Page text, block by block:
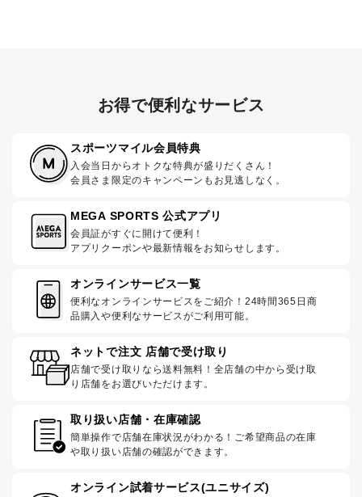
お得で便利なサービス
スポーツマイル会員特典
入会当日からオトクな特典が盛りだくさん！
会員さま限定のキャンペーンもお見逃しなく。
MEGA SPORTS 公式アプリ
会員証がすぐに開けて便利！
アプリクーポンや最新情報をお知らせします。
オンラインサービス一覧
便利なオンラインサービスをご紹介！24時間365日商
品購入や便利なサービスがご利用可能。
ネットで注文 店舗で受け取り
店舗で受け取りなら送料無料！全店舗の中から受け取
り店舗をお選びいただけます。
取り扱い店舗・在庫確認
簡単操作で店舗在庫状況がわかる！ご希望商品の在庫
や取り扱い店舗の確認ができます。
オンライン試着サービス(ユニサイズ)